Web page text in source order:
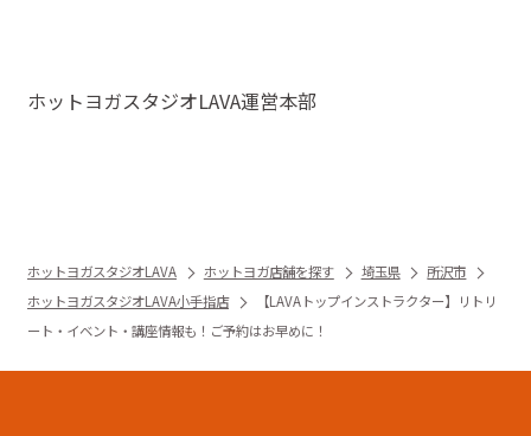
ホットヨガスタジオLAVA運営本部
ホットヨガスタジオLAVA ホットヨガ店舗を探す 埼玉県
所沢市
ホットヨガスタジオLAVA小手指店
【LAVAトップインストラクター】リトリ
ート・イベント・講座情報も！ご予約はお早めに！